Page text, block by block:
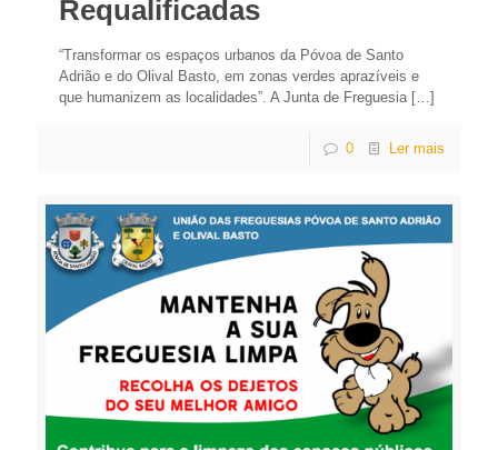
Requalificadas
“Transformar os espaços urbanos da Póvoa de Santo
Adrião e do Olival Basto, em zonas verdes aprazíveis e
que humanizem as localidades”. A Junta de Freguesia[…]
0 Ler mais